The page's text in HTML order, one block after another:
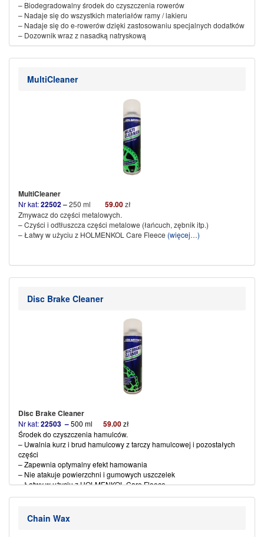
– Biodegradowalny środek do czyszczenia rowerów
– Nadaje się do wszystkich materiałów ramy / lakieru
– Nadaje się do e-rowerów dzięki zastosowaniu specjalnych dodatków
– Dozownik wraz z nasadką natryskową
MultiCleaner
MultiCleaner
Nr kat:22502–250 ml 59.00zł
Zmywacz do części metalowych.
– Czyści i odtłuszcza części metalowe (łańcuch, zębnik itp.)
– Łatwy w użyciu z HOLMENKOL Care Fleece (więcej…)
Disc Brake Cleaner
Disc Brake Cleaner
Nr kat:22503 –500 ml 59.00zł
Środek do czyszczenia hamulców.
– Uwalnia kurz i brud hamulcowy z tarczy hamulcowej i pozostałych
części
– Zapewnia optymalny efekt hamowania
– Nie atakuje powierzchni i gumowych uszczelek
– Łatwy w użyciu z HOLMENKOL Care Fleece
(więcej…)
Chain Wax